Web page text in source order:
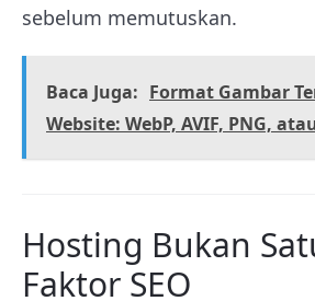
sebelum memutuskan.
Baca Juga: Format Gambar
Website: WebP, AVIF, PNG,
Hosting Bukan
Faktor SEO